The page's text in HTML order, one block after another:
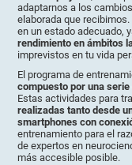
adaptarnos a los
elaborada que
en un estado adecuado,
rendimiento en ámbitos
imprevistos en tu vida
El programa de
compuesto por una
Estas actividades para
realizadas tanto desde
smartphones con
entrenamiento para el
de expertos en
más accesible posible.